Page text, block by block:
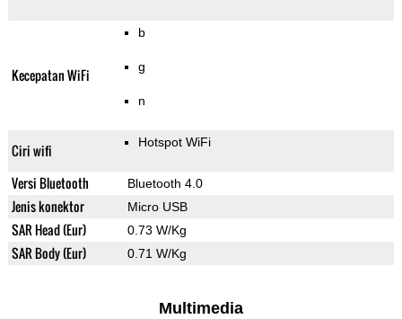
Kecepatan WiFi
b
g
n
Ciri wifi Hotspot WiFi
Versi Bluetooth Bluetooth 4.0
Jenis konektor Micro USB
SAR Head (Eur) 0.73 W/Kg
SAR Body (Eur) 0.71 W/Kg
Multimedia